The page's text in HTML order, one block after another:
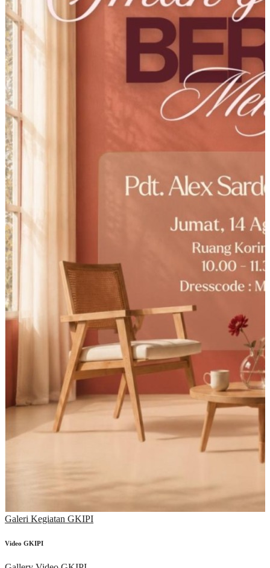
Galeri Kegiatan GKIPI
Video GKIPI